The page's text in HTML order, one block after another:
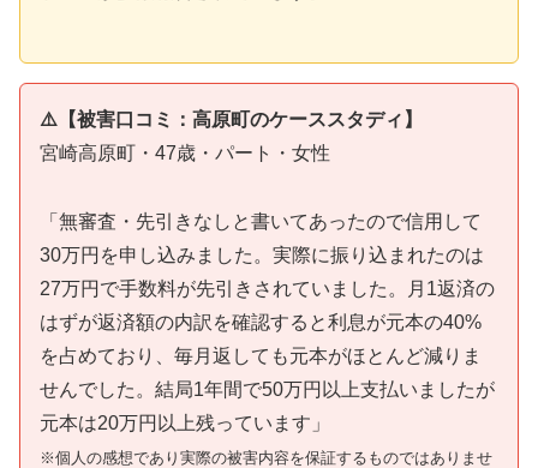
⚠️【被害口コミ：高原町のケーススタディ】
宮崎高原町・47歳・パート・女性
「無審査・先引きなしと書いてあったので信用して
30万円を申し込みました。実際に振り込まれたのは
27万円で手数料が先引きされていました。月1返済の
はずが返済額の内訳を確認すると利息が元本の40%
を占めており、毎月返しても元本がほとんど減りま
せんでした。結局1年間で50万円以上支払いましたが
元本は20万円以上残っています」
※個人の感想であり実際の被害内容を保証するものではありませ